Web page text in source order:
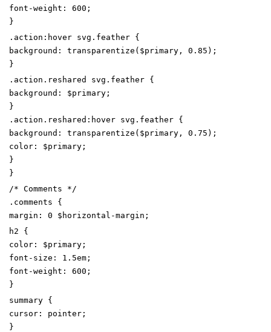
font-weight : 600 ;
}
. action : hover svg . feather {
background : transparentize ( $primary , 0 .85 ) ;
}
. action . reshared svg . feather {
background : $primary ;
}
. action . reshared : hover svg . feather {
background : transparentize ( $primary , 0 .75 ) ;
color : $primary ;
}
}
/* Comments */
. comments
{
margin : 0 $horizontal-margin ;
h2
{
color : $primary ;
font-size : 1 .5em ;
font-weight : 600 ;
}
summary {
cursor : pointer ;
}